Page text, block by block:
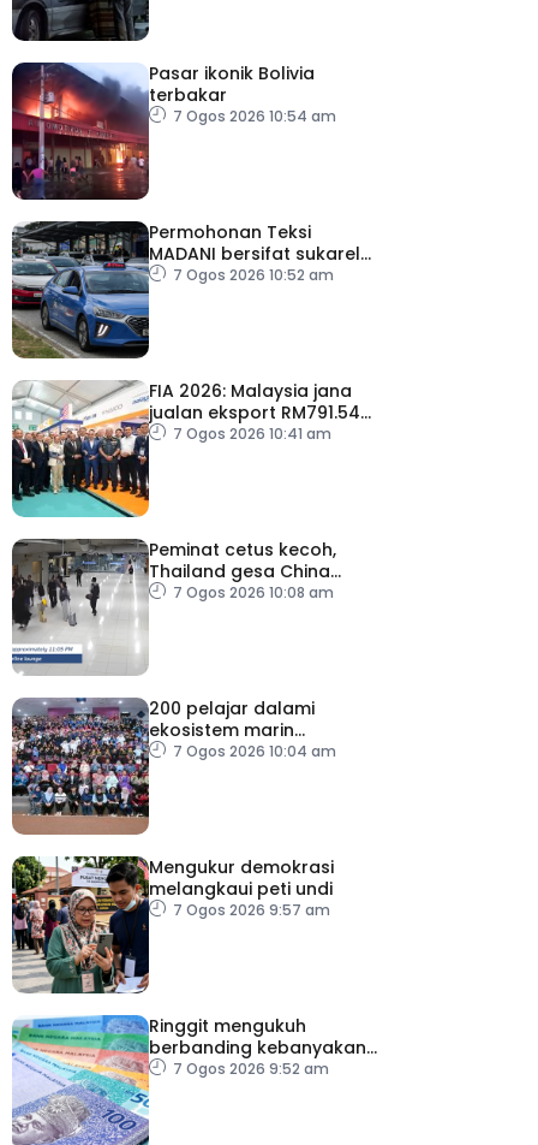
Pasar ikonik Bolivia
terbakar
7 Ogos 2026 10:54 am
Permohonan Teksi
MADANI bersifat sukarela,
teksi sedia ada dibenar
7 Ogos 2026 10:52 am
FIA 2026: Malaysia jana
jualan eksport RM791.54
juta7 Ogos 2026 10:41 am
Peminat cetus kecoh,
Thailand gesa China
ambil tindakan
7 Ogos 2026 10:08 am
200 pelajar dalami
ekosistem marin
menerusi Blue School
7 Ogos 2026 10:04 am
Mengukur demokrasi
melangkaui peti undi
7 Ogos 2026 9:57 am
Ringgit mengukuh
berbanding kebanyakan
mata wang utama, stabil
7 Ogos 2026 9:52 am